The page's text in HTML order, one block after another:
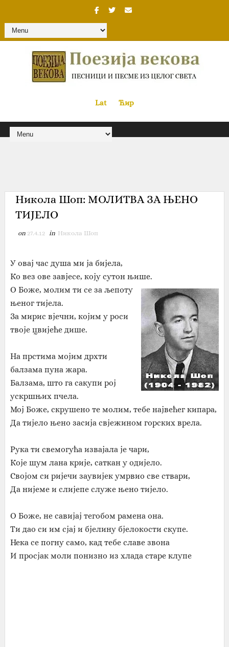
Lat« Ћир
Никола Шоп‎: МОЛИТВА ЗА ЊЕНО
ТИЈЕЛО
on 27.4.12 in Никола Шоп
У овај час душа ми ја бијела,
Ко вез ове завјесе, коју сутон њише.
О Боже, молим ти се за љепоту
њеног тијела.
За мирис вјечни, којим у роси
твоје цвијеће дише.
На прстима мојим дрхти
балзама пуна жара.
Балзама, што га сакупи рој
ускршњих пчела.
Мој Боже, скрушено те молим, тебе највећег кипара,
Да тијело њено засија свјежином горских врела.
Рука ти свемогућа извајала је чари,
Које шум лана крије, саткан у одијело.
Својом си ријечи заувијек умрвио све ствари,
Да нијеме и слијепе служе њено тијело.
О Боже, не савијај тегобом рамена она.
Ти дао си им сјај и бјелину бјелокости скупе.
Нека се погну само, кад тебе славе звона
И просјак моли понизно из хлада старе клупе